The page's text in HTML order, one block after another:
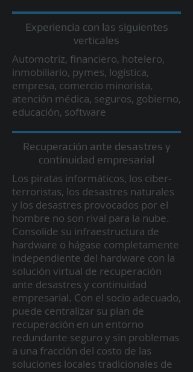
Experiencia con las siguientes
verticales
Automotriz, financiero, hotelero,
inmobiliario, pymes, logística,
empresa, comercio minorista,
atención médica, seguros, gobierno,
educación, software
Recuperación ante desastres y
continuidad empresarial
Los piratas informáticos, los ciber-
terroristas, los desastres naturales
y los desastres provocados por el
hombre no son rival para la nube.
Consolide su infraestructura de
hardware o hágase completamente
independiente del hardware con la
solución virtual de recuperación
ante desastres y continuidad
empresarial. Con el socio adecuado,
puede centralizar su plan de
recuperación en un entorno
redundante seguro y sin problemas
a una fracción del costo de las
soluciones locales tradicionales de